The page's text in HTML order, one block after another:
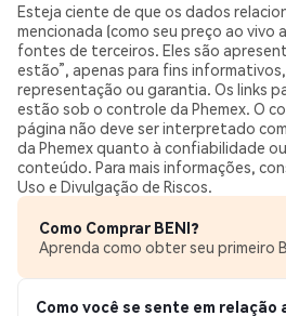
Esteja ciente de que os dados
mencionada (como seu preço ao vivo
fontes de terceiros. Eles são
estão”, apenas para fins
representação ou garantia. Os links
estão sob o controle da Phemex. O
página não deve ser interpretado
da Phemex quanto à confiabilidade
conteúdo. Para mais informações,
Uso e Divulgação de Riscos.
Como Comprar BENI?
Aprenda como obter seu primeiro
Como você se sente em relação